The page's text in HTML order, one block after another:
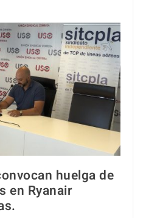
huelga de
en Ryanair